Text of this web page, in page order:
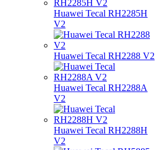
Huawei Tecal RH2285H
V2
Huawei Tecal RH2288 V2
Huawei Tecal RH2288A
V2
Huawei Tecal RH2288H
V2